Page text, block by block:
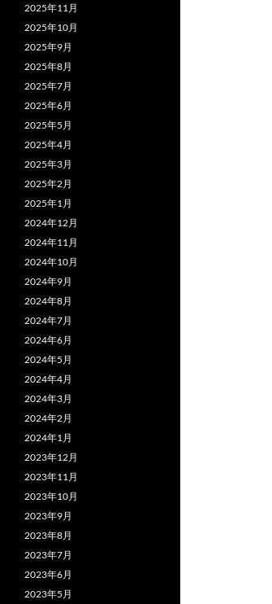
2025年11月
2025年10月
2025年9月
2025年8月
2025年7月
2025年6月
2025年5月
2025年4月
2025年3月
2025年2月
2025年1月
2024年12月
2024年11月
2024年10月
2024年9月
2024年8月
2024年7月
2024年6月
2024年5月
2024年4月
2024年3月
2024年2月
2024年1月
2023年12月
2023年11月
2023年10月
2023年9月
2023年8月
2023年7月
2023年6月
2023年5月